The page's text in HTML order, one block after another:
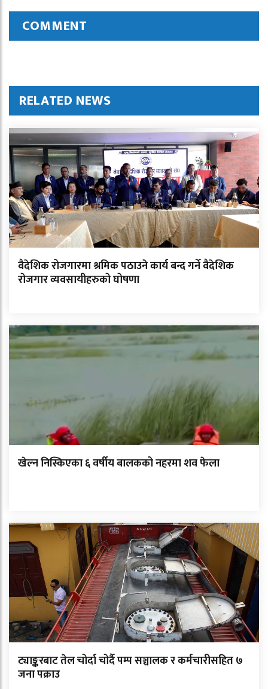
COMMENT
RELATED NEWS
वैदेशिक रोजगारमा श्रमिक पठाउने कार्य बन्द गर्ने वैदेशिक
रोजगार व्यवसायीहरुको घोषणा
खेल्न निस्किएका ६ वर्षीय बालकको नहरमा शव फेला
ट्याङ्करबाट तेल चोर्दा चोर्दै पम्प सञ्चालक र कर्मचारीसहित ७
जना पक्राउ